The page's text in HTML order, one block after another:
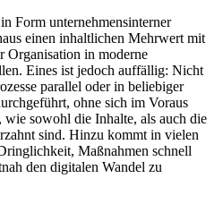
Form unternehmensinterner
einen inhaltlichen Mehrwert mit
Organisation in moderne
Eines ist jedoch auffällig: Nicht
parallel oder in beliebiger
ohne sich im Voraus
wie sowohl die Inhalte, als auch die
sind. Hinzu kommt in vielen
Maßnahmen schnell
den digitalen Wandel zu